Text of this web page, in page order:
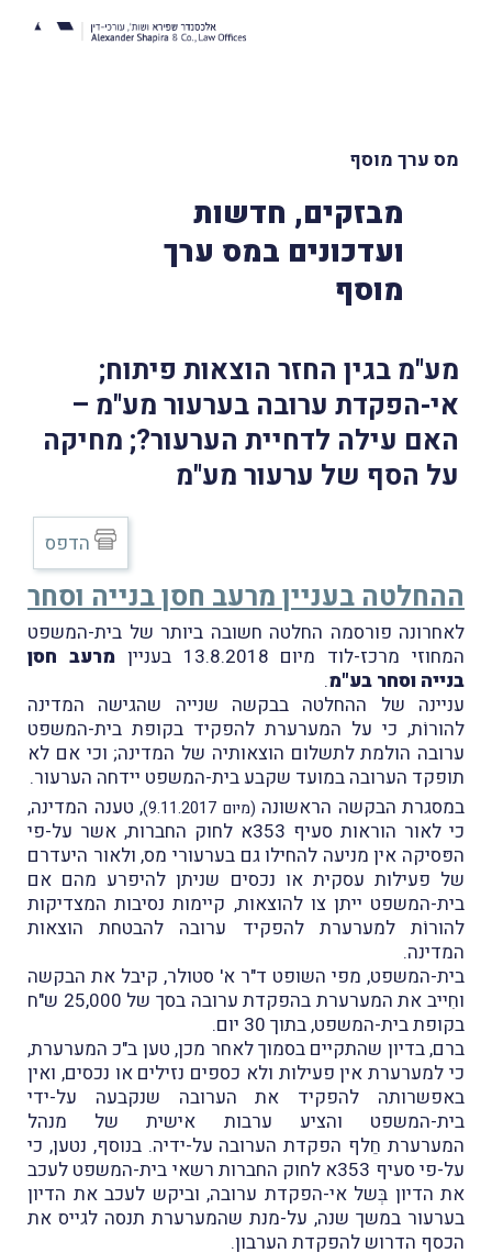
מס ערך מוסף
מבזקים, חדשות
ועדכונים במס ערך
מוסף
מע"מ בגין החזר הוצאות פיתוח;
אי-הפקדת ערובה בערעור מע"מ –
האם עילה לדחיית הערעור?; מחיקה
על הסף של ערעור מע"מ
ההחלטה בעניין מרעב חסן בנייה וסחר
לאחרונה פורסמה החלטה חשובה ביותר של בית-המשפט
המחוזי מרכז-לוד מיום 13.8.2018 בעניין
מרעב חסן
בנייה וסחר בע"מ.
עניינה של ההחלטה בבקשה שנייה שהגישה המדינה
להורוֹת, כי על המערערת להפקיד בקופת בית-המשפט
ערובה הולמת לתשלום הוצאותיה של המדינה; וכי אם לא
תופקד הערובה במועד שקבע בית-המשפט יידחה הערעור.
במסגרת הבקשה הראשונה (מיום 9.11.2017)
, טענה המדינה,
כי לאור הוראות סעיף 353א לחוק החברות, אשר על-פי
הפּסיקה אין מניעה להחילו גם בערעורי מס, ולאור היעדרם
של פעילות עסקית או נכסים שניתן להיפרע מהם אם
בית-המשפט ייתן צו להוצאות, קיימות נסיבות המצדיקות
להורוֹת למערערת להפקיד ערובה להבטחת הוצאות
המדינה.
בית-המשפט, מפי השופט ד"ר א' סטולר, קיבל את הבקשה
וחִייב את המערערת בהפקדת ערובה בסך של 25,000 ש"ח
בקופת בית-המשפט, בתוך 30 יום.
ברם, בדיון שהתקיים בסמוך לאחר מכן, טען ב"כ המערערת,
כי למערערת אין פעילות ולא כספים נזילים או נכסים, ואין
באפשרותה להפקיד את הערובה שנקבעה על-ידי
בית-המשפט והציע ערבות אישית של מנהל
המערערת חֵלף הפקדת הערובה על-ידיה. בנוסף, נטען, כי
על-פי סעיף 353א לחוק החברות רשאי בית-המשפט לעכב
את הדיון בְּשל אי-הפקדת ערובה, וביקש לעכב את הדיון
בערעור במשך שנה, על-מנת שהמערערת תנסה לגייס את
הכסף הדרוש להפקדת הערבון.